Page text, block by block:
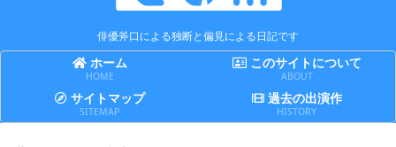
俳優斧口による独断と偏見による日記です
ホーム
HOME
このサイトについて
ABOUT
サイトマップ
SITEMAP
過去の出演作
HISTORY